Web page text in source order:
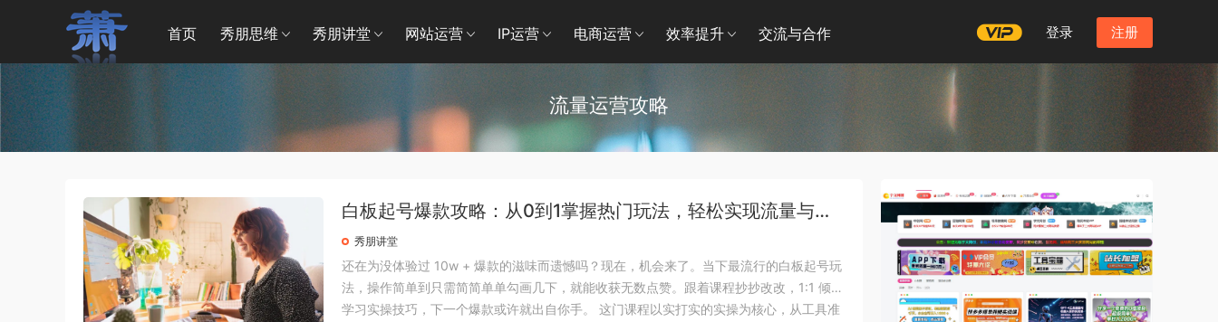
首页 秀朋思维 秀朋讲堂 网站运营 IP运营 电商运营 效率提升 交流与合作 登录 注册
流量运营攻略
白板起号爆款攻略：从0到1掌握热门玩法，轻松实现流量与变
现秀朋讲堂
还在为没体验过 10w + 爆款的滋味而遗憾吗？现在，机会来了。当下最流行的白板起号玩
法，操作简单到只需简简单单勾画几下，就能收获无数点赞。跟着课程抄抄改改，1:1 倾情
学习实操技巧，下一个爆款或许就出自你手。 这门课程以实打实的实操为核心，从工具准